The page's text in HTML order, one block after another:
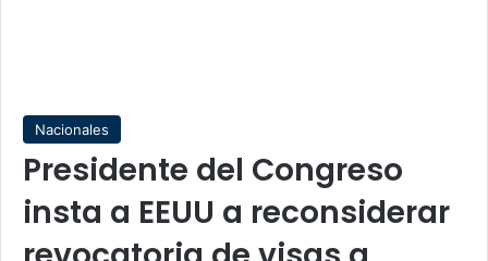
Nacionales
Presidente del Congreso
insta a EEUU a reconsiderar